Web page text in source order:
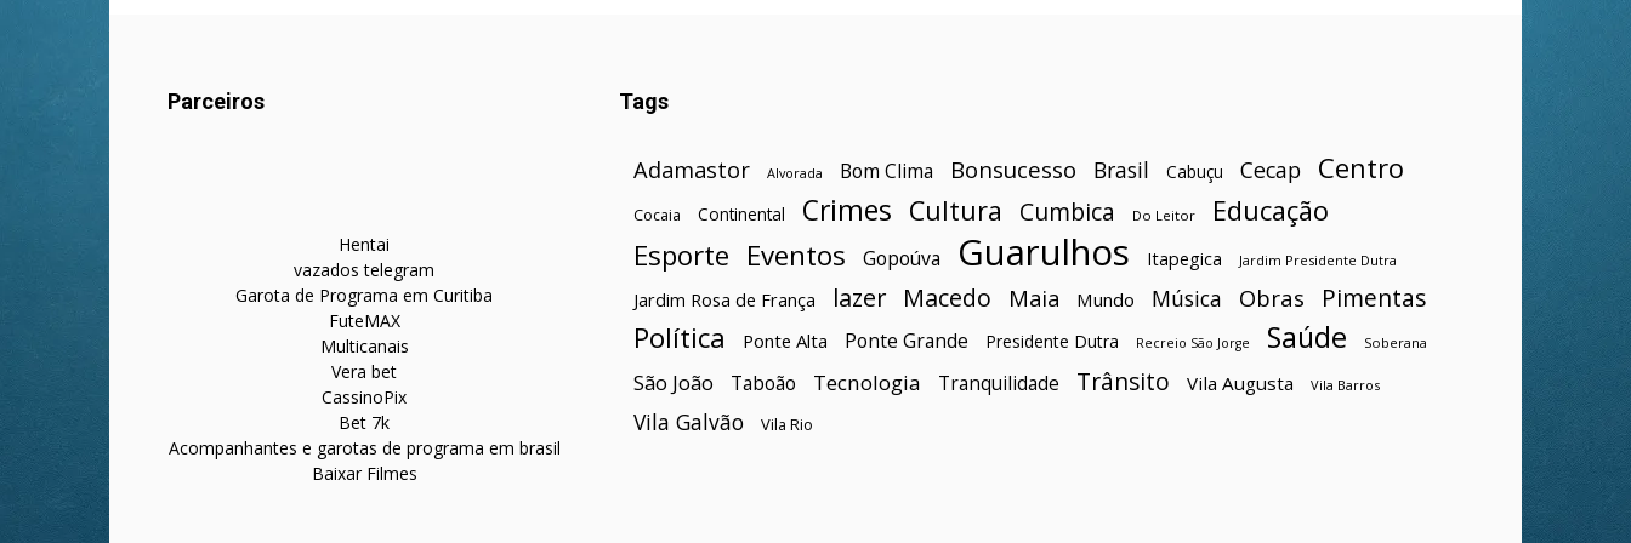
Parceiros
Hentai
vazados telegram
Garota de Programa em Curitiba
FuteMAX
Multicanais
Vera bet
CassinoPix
Bet 7k
Acompanhantes e garotas de programa em brasil
Baixar Filmes
Tags
Adamastor Alvorada Bom Clima Bonsucesso Brasil Cabuçu Cecap Centro
Cocaia Continental Crimes Cultura Cumbica Do Leitor Educação
Esporte Eventos Gopoúva Guarulhos Itapegica Jardim Presidente Dutra
Jardim Rosa de França lazer Macedo Maia Mundo Música Obras Pimentas
Política Ponte Alta Ponte Grande Presidente Dutra Recreio São Jorge Saúde Soberana
São João Taboão Tecnologia Tranquilidade Trânsito Vila Augusta Vila Barros
Vila Galvão Vila Rio